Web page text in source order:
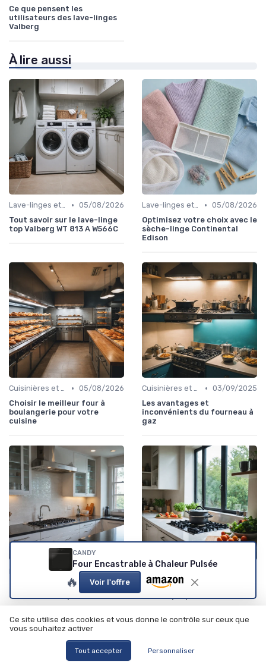
Ce que pensent les
utilisateurs des lave-linges
Valberg
À lire aussi
Lave-linges et Sèche-linges • 05/08/2026
Tout savoir sur le lave-linge
top Valberg WT 813 A W566C
Lave-linges et Sèche-linges • 05/08/2026
Optimisez votre choix avec le
sèche-linge Continental
Edison
Cuisinières et Fours • 05/08/2026
Choisir le meilleur four à
boulangerie pour votre
cuisine
Cuisinières et Fours • 03/09/2025
Les avantages et
inconvénients du fourneau à
gaz
Lave-vaisselles •
03/09/2025
Optimisez votre cuisine avec
un lave-verres performant
Les avantages d'un fourneau
électrique pour votre cuisine
CANDY
Four Encastrable à Chaleur Pulsée
🔥 Voir l'offre
Ce site utilise des cookies et vous donne le contrôle sur ceux que
vous souhaitez activer
Tout accepter Personnaliser